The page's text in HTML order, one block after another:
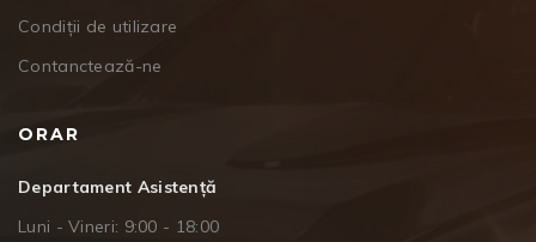
Condiții de utilizare
Contanctează-ne
ORAR
Departament Asistență
Luni - Vineri: 9:00 - 18:00